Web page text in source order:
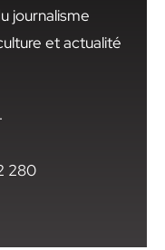
journalisme
et actualité
280